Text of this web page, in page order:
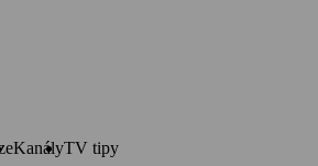
KanályTV tipy